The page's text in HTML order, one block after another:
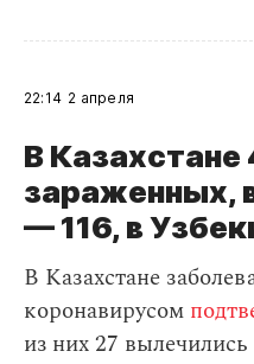
22:14 2 апреля
В Казахстане
зараженных,
— 116, в
В Казахстане
коронавирусом
из них 27